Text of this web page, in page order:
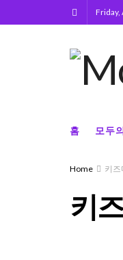
Friday,
홈 모두
Home 키즈
키